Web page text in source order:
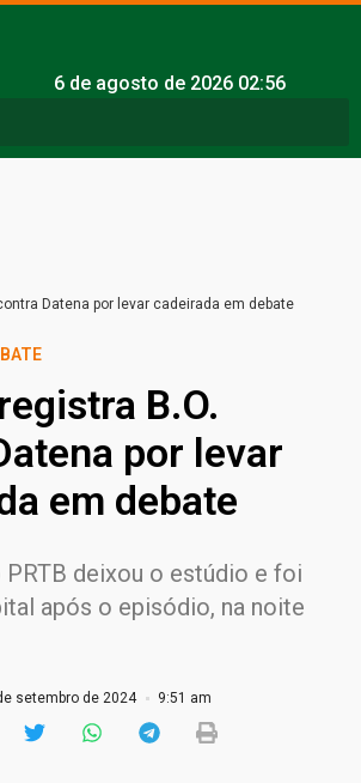
6 de agosto de 2026 02:56
Datena por levar cadeirada em debate
B.O.
por levar
em debate
PRTB deixou o estúdio e foi
após o episódio, na noite
setembro de 2024 9:51 am